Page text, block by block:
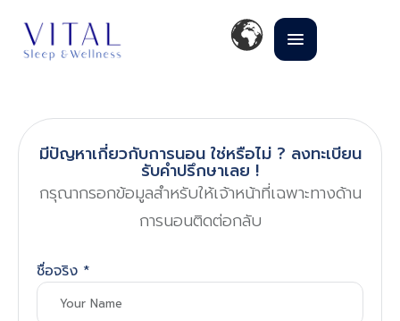
มีปัญหาเกี่ยวกับการนอน ใช่หรือไม่ ? ลงทะเบียน
รับคำปรึกษาเลย !
กรุณากรอกข้อมูลสำหรับให้เจ้าหน้าที่เฉพาะทางด้าน
การนอนติดต่อกลับ
ชื่อจริง *